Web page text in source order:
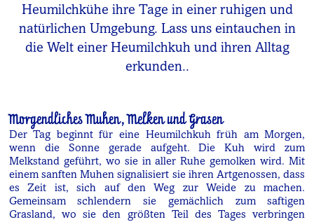
Heumilchkühe ihre Tage in einer ruhigen und
natürlichen Umgebung. Lass uns eintauchen in
die Welt einer Heumilchkuh und ihren Alltag
erkunden..
Morgendliches Muhen, Melken und Grasen
Der Tag beginnt für eine Heumilchkuh früh am Morgen,
wenn die Sonne gerade aufgeht. Die Kuh wird zum
Melkstand geführt, wo sie in aller Ruhe gemolken wird. Mit
einem sanften Muhen signalisiert sie ihren Artgenossen, dass
es Zeit ist, sich auf den Weg zur Weide zu machen.
Gemeinsam schlendern sie gemächlich zum saftigen
Grasland, wo sie den größten Teil des Tages verbringen